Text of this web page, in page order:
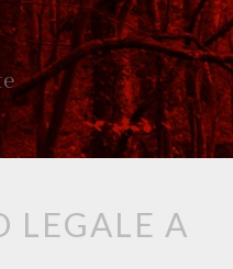
legale a